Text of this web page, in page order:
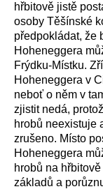
hřbitově jistě
osoby Těšínské
předpokládat, že
Hoheneggera
Frýdku-Místku.
Hoheneggera v
neboť o něm v
zjistit nedá,
hrobů neexistuje
zrušeno. Místo
Hoheneggera
hrobů na
základů a